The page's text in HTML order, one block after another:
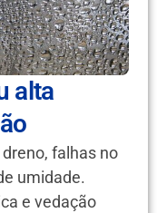
alta
falhas no
umidade.
e vedação